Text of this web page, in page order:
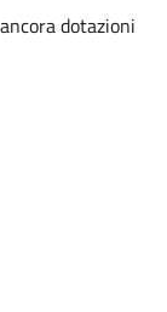
dotazioni